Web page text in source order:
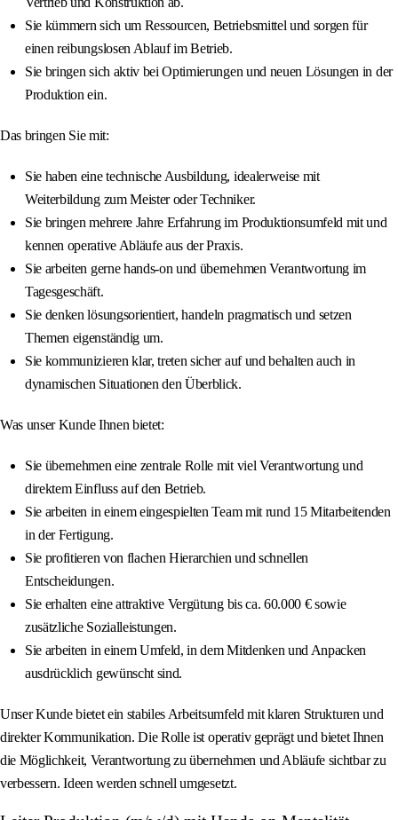
Sie kümmern sich um Ressourcen, Betriebsmittel und sorgen für
einen reibungslosen Ablauf im Betrieb.
Sie bringen sich aktiv bei Optimierungen und neuen Lösungen in der
Produktion ein.
Das bringen Sie mit:
Sie haben eine technische Ausbildung, idealerweise mit
Weiterbildung zum Meister oder Techniker.
Sie bringen mehrere Jahre Erfahrung im Produktionsumfeld mit und
kennen operative Abläufe aus der Praxis.
Sie arbeiten gerne hands‑on und übernehmen Verantwortung im
Tagesgeschäft.
Sie denken lösungsorientiert, handeln pragmatisch und setzen
Themen eigenständig um.
Sie kommunizieren klar, treten sicher auf und behalten auch in
dynamischen Situationen den Überblick.
Was unser Kunde Ihnen bietet:
Sie übernehmen eine zentrale Rolle mit viel Verantwortung und
direktem Einfluss auf den Betrieb.
Sie arbeiten in einem eingespielten Team mit rund 15 Mitarbeitenden
in der Fertigung.
Sie profitieren von flachen Hierarchien und schnellen
Entscheidungen.
Sie erhalten eine attraktive Vergütung bis ca. 60.000 € sowie
zusätzliche Sozialleistungen.
Sie arbeiten in einem Umfeld, in dem Mitdenken und Anpacken
ausdrücklich gewünscht sind.
Unser Kunde bietet ein stabiles Arbeitsumfeld mit klaren Strukturen und
direkter Kommunikation. Die Rolle ist operativ geprägt und bietet Ihnen
die Möglichkeit, Verantwortung zu übernehmen und Abläufe sichtbar zu
verbessern. Ideen werden schnell umgesetzt.